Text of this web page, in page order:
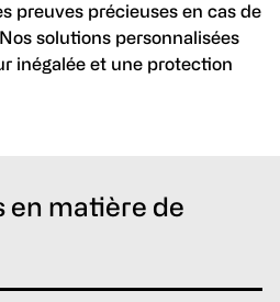
preuves précieuses en cas de
solutions personnalisées
inégalée et une protection
en matière de